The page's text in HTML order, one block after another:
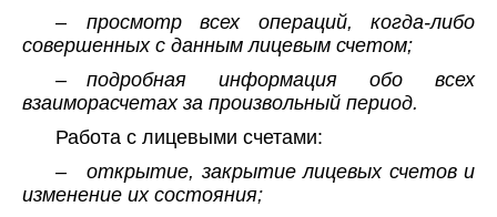
– просмотр всех операций, когда-либо
совершенных с данным лицевым счетом;
– подробная информация обо всех
взаиморасчетах за произвольный период.
Работа с лицевыми счетами:
– открытие, закрытие лицевых счетов и
изменение их состояния;